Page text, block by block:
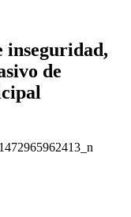
inseguridad,
de